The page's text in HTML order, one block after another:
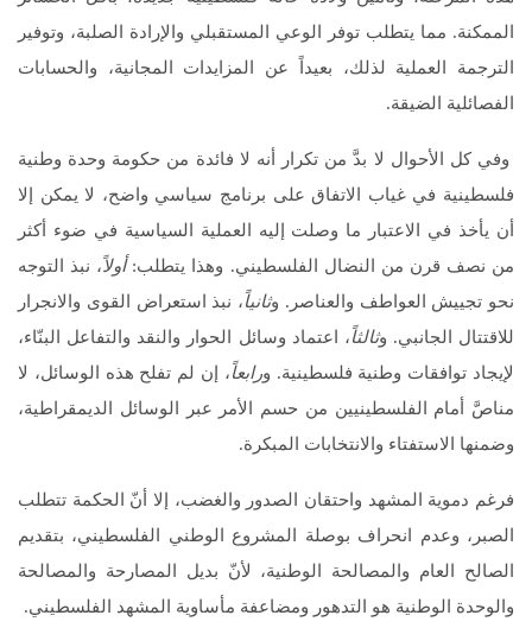
الممكنة. مما يتطلب توفر الوعي المستقبلي والإرادة الصلبة، وتوفير
الترجمة العملية لذلك، بعيداً عن المزايدات المجانية، والحسابات
الفصائلية الضيقة.
وفي كل الأحوال لا بدَّ من تكرار أنه لا فائدة من حكومة وحدة وطنية
فلسطينية في غياب الاتفاق على برنامج سياسي واضح، لا يمكن إلا
أن يأخذ في الاعتبار ما وصلت إليه العملية السياسية في ضوء أكثر
من نصف قرن من النضال الفلسطيني. وهذا يتطلب:أولاً، نبذ التوجه
نحو تجييش العواطف والعناصر. وثانياً، نبذ استعراض القوى والانجرار
للاقتتال الجانبي. وثالثاً، اعتماد وسائل الحوار والنقد والتفاعل البنّاء،
لإيجاد توافقات وطنية فلسطينية. ورابعاً، إن لم تفلح هذه الوسائل، لا
مناصَّ أمام الفلسطينيين من حسم الأمر عبر الوسائل الديمقراطية،
وضمنها الاستفتاء والانتخابات المبكرة.
فرغم دموية المشهد واحتقان الصدور والغضب، إلا أنّ الحكمة تتطلب
الصبر، وعدم انحراف بوصلة المشروع الوطني الفلسطيني، بتقديم
الصالح العام والمصالحة الوطنية، لأنّ بديل المصارحة والمصالحة
والوحدة الوطنية هو التدهور ومضاعفة مأساوية المشهد الفلسطيني.